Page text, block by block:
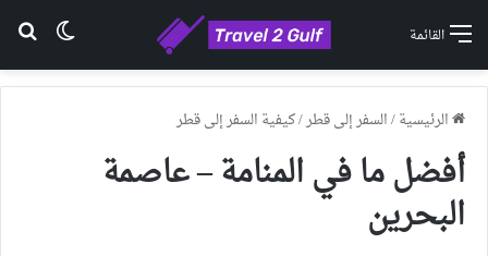
القائمة
الرئيسية/السفر إلى قطر/كيفية السفر إلى قطر
أفضل ما في المنامة – عاصمة
البحرين